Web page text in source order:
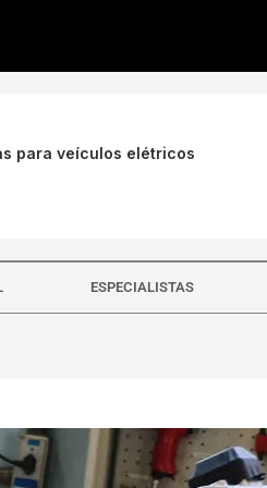
para veículos elétricos
ESPECIALISTAS